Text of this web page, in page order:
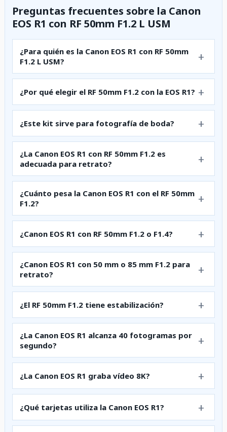
Preguntas frecuentes sobre la Canon
EOS R1 con RF 50mm F1.2 L USM
¿Para quién es la Canon EOS R1 con RF 50mm
F1.2 L USM?
¿Por qué elegir el RF 50mm F1.2 con la EOS R1?
¿Este kit sirve para fotografía de boda?
¿La Canon EOS R1 con RF 50mm F1.2 es
adecuada para retrato?
¿Cuánto pesa la Canon EOS R1 con el RF 50mm
F1.2?
¿Canon EOS R1 con RF 50mm F1.2 o F1.4?
¿Canon EOS R1 con 50 mm o 85 mm F1.2 para
retrato?
¿El RF 50mm F1.2 tiene estabilización?
¿La Canon EOS R1 alcanza 40 fotogramas por
segundo?
¿La Canon EOS R1 graba vídeo 8K?
¿Qué tarjetas utiliza la Canon EOS R1?